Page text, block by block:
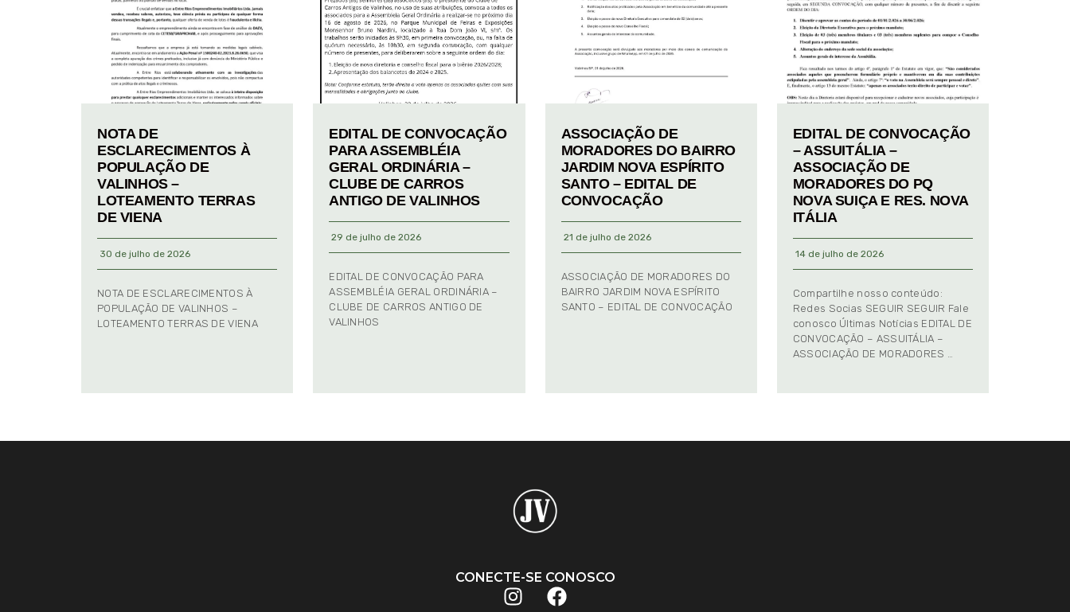
NOTA DE
ESCLARECIMENTOS À
POPULAÇÃO DE
VALINHOS –
LOTEAMENTO TERRAS
DE VIENA
30 de julho de 2026
NOTA DE ESCLARECIMENTOS À
POPULAÇÃO DE VALINHOS –
LOTEAMENTO TERRAS DE VIENA
EDITAL DE CONVOCAÇÃO
PARA ASSEMBLÉIA
GERAL ORDINÁRIA –
CLUBE DE CARROS
ANTIGO DE VALINHOS
29 de julho de 2026
EDITAL DE CONVOCAÇÃO PARA
ASSEMBLÉIA GERAL ORDINÁRIA –
CLUBE DE CARROS ANTIGO DE
VALINHOS
ASSOCIAÇÃO DE
MORADORES DO BAIRRO
JARDIM NOVA ESPÍRITO
SANTO – EDITAL DE
CONVOCAÇÃO
21 de julho de 2026
ASSOCIAÇÃO DE MORADORES DO
BAIRRO JARDIM NOVA ESPÍRITO
SANTO – EDITAL DE CONVOCAÇÃO
EDITAL DE CONVOCAÇÃO
– ASSUITÁLIA –
ASSOCIAÇÃO DE
MORADORES DO PQ
NOVA SUIÇA E RES. NOVA
ITÁLIA
14 de julho de 2026
Compartilhe nosso conteúdo:
Redes Socias SEGUIR SEGUIR Fale
conosco Últimas Notícias EDITAL DE
CONVOCAÇÃO – ASSUITÁLIA –
ASSOCIAÇÃO DE MORADORES …
CONECTE-SE CONOSCO